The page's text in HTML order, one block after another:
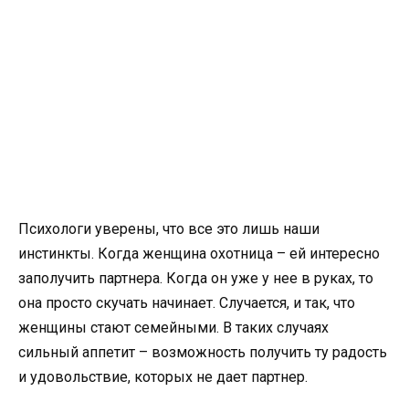
Психологи уверены, что все это лишь наши
инстинкты. Когда женщина охотница – ей интересно
заполучить партнера. Когда он уже у нее в руках, то
она просто скучать начинает. Случается, и так, что
женщины стают семейными. В таких случаях
сильный аппетит – возможность получить ту радость
и удовольствие, которых не дает партнер.